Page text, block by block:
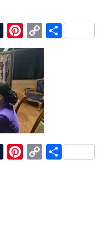
T
u
m
bl
r
Pi
nt
er
e
st
C
o
y
Li
n
k
S
T Pi C S